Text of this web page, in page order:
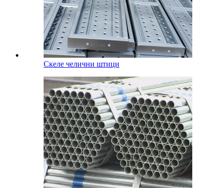
Скеле челични штици